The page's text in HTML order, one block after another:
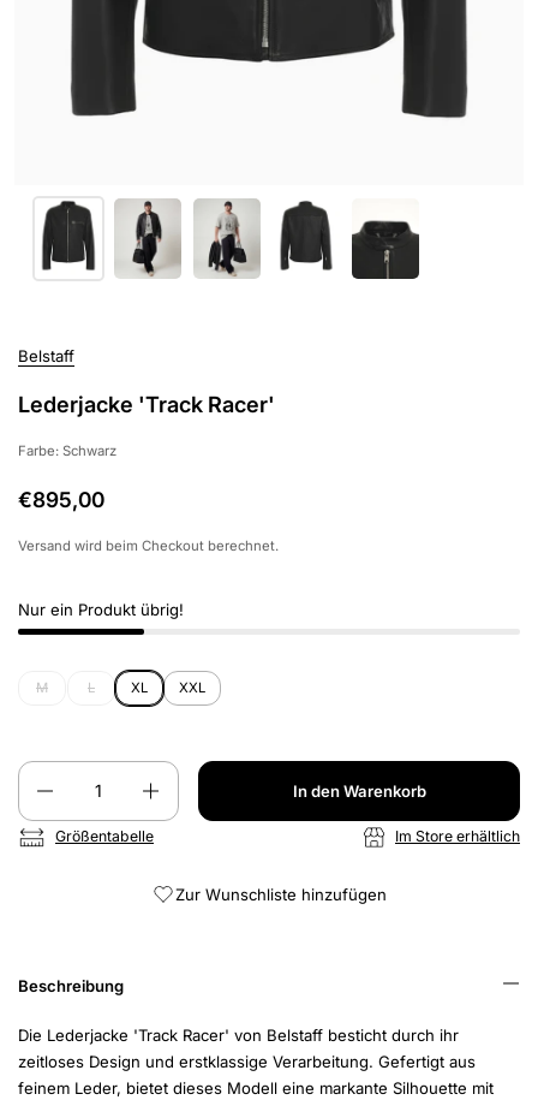
Belstaff
Lederjacke 'Track Racer'
Farbe: Schwarz
€895,00
Versand wird beim Checkout berechnet.
Nur ein Produkt übrig!
M L XL XXL
Anzahl
In den Warenkorb
Größentabelle Im Store erhältlich
Zur Wunschliste hinzufügen
Beschreibung
Die Lederjacke 'Track Racer' von Belstaff besticht durch ihr
zeitloses Design und erstklassige Verarbeitung. Gefertigt aus
feinem Leder, bietet dieses Modell eine markante Silhouette mit